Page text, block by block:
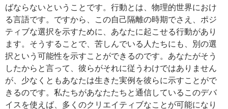
ばならないということです。行動とは、物理的世界におけ
る言語です。ですから、この自己隔離の時期でさえ、ポジ
ティブな選択を示すために、あなたに起こせる行動があり
ます。そうすることで、苦しんでいる人たちにも、別の選
択という可能性を示すことができるのです。あなたがそう
したからと言って、彼らがそれに従うわけではありません
が、少なくともあなたは生きた実例を彼らに示すことがで
きるのです。私たちがあなたたちと通信しているこのデバ
イスを使えば、多くのクリエイティブなことが可能になり